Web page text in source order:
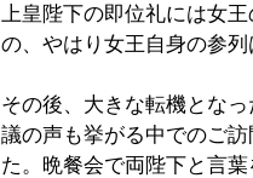
上皇陛下の即位礼には女
の、やはり女王自身の参列
その後、大きな転機とな
議の声も挙がる中でのご
た。晩餐会で両陛下と言